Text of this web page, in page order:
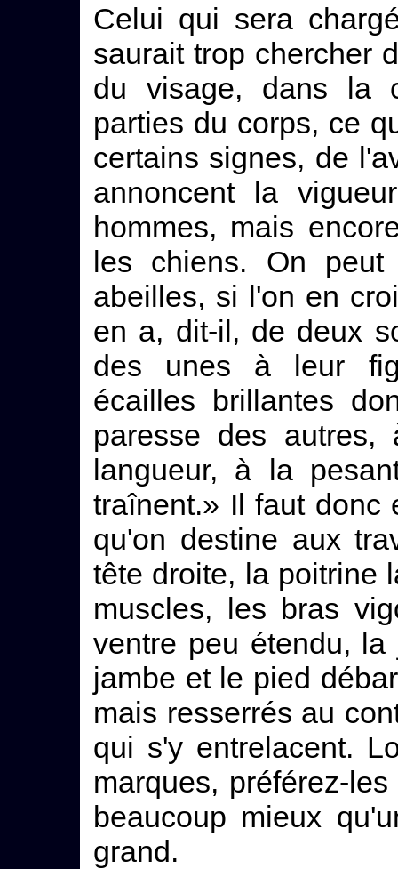
Celui qui sera
saurait trop chercher
du visage, dans la
parties du corps, ce
certains signes, de
annoncent la
hommes, mais
les chiens. On peut
abeilles, si l'on en
en a, dit-il, de deux
des unes à leur
écailles brillantes
paresse des
langueur, à la
traînent.» Il faut donc
qu'on destine aux
tête droite, la poitrine
muscles, les bras
ventre peu étendu,
jambe et le pied
mais resserrés au
qui s'y entrelacent.
marques, préférez-
beaucoup mieux
grand.